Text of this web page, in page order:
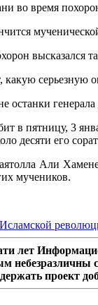
во время
высказался
какую
останки
в пятницу, 3
десяти его
Али
мучеников.
лет
проект